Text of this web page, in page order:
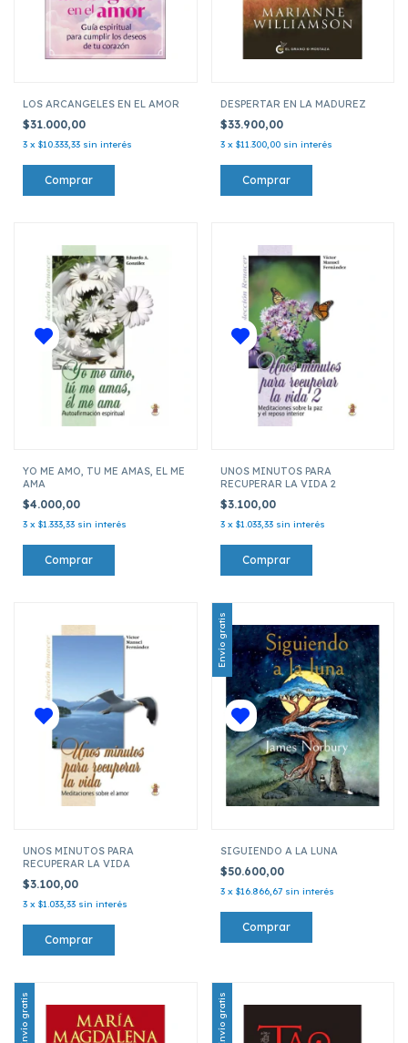
LOS ARCANGELES EN EL AMOR
$31.000,00
3 x $10.333,33 sin interés
DESPERTAR EN LA MADUREZ
$33.900,00
3 x $11.300,00 sin interés
YO ME AMO, TU ME AMAS, EL ME
AMA
$4.000,00
3 x $1.333,33 sin interés
UNOS MINUTOS PARA
RECUPERAR LA VIDA 2
$3.100,00
3 x $1.033,33 sin interés
UNOS MINUTOS PARA
RECUPERAR LA VIDA
$3.100,00
3 x $1.033,33 sin interés
Envío gratis
SIGUIENDO A LA LUNA
$50.600,00
3 x $16.866,67 sin interés
Envío gratis Envío gratis